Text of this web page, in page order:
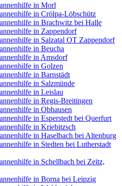
in Morl
in Crölpa-Löbschütz
in Brachwitz bei Halle
in Zappendorf
in Salzatal OT Zappendorf
in Beucha
in Amsdorf
in Golzen
in Barnstädt
in Salzmünde
in Leislau
in Regis-Breitingen
in Obhausen
in Esperstedt bei Querfurt
in Kriebitzsch
in Haselbach bei Altenburg
in Stedten bei Lutherstadt
in Schellbach bei Zeitz,
in Borna bei Leipzig